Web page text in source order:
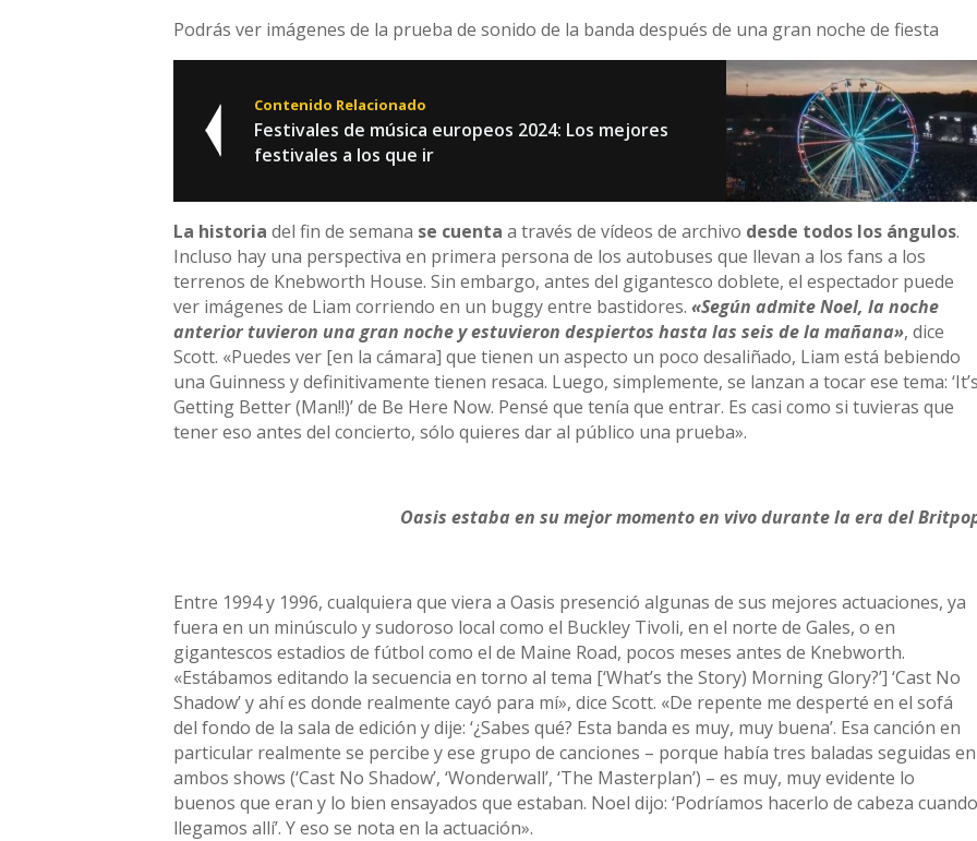
Podrás ver imágenes de la prueba de sonido de la banda después de una gran noche de fiesta
Contenido Relacionado
Festivales de música europeos 2024: Los mejores
festivales a los que ir
La historia del fin de semana se cuenta a través de vídeos de archivo desde todos los ángulos.
Incluso hay una perspectiva en primera persona de los autobuses que llevan a los fans a los
terrenos de Knebworth House. Sin embargo, antes del gigantesco doblete, el espectador puede
ver imágenes de Liam corriendo en un buggy entre bastidores.«Según admite Noel, la noche
anterior tuvieron una gran noche y estuvieron despiertos hasta las seis de la mañana», dice
Scott. «Puedes ver [en la cámara] que tienen un aspecto un poco desaliñado, Liam está bebiendo
una Guinness y definitivamente tienen resaca. Luego, simplemente, se lanzan a tocar ese tema:
Getting Better (Man!!)’ de Be Here Now. Pensé que tenía que entrar. Es casi como si tuvieras que
tener eso antes del concierto, sólo quieres dar al público una prueba».
Oasis estaba en su mejor momento en vivo durante la era del
Entre 1994 y 1996, cualquiera que viera a Oasis presenció algunas de sus mejores actuaciones, ya
fuera en un minúsculo y sudoroso local como el Buckley Tivoli, en el norte de Gales, o en
gigantescos estadios de fútbol como el de Maine Road, pocos meses antes de Knebworth.
«Estábamos editando la secuencia en torno al tema [‘What’s the Story) Morning Glory?’] ‘Cast No
Shadow’ y ahí es donde realmente cayó para mí», dice Scott. «De repente me desperté en el sofá
del fondo de la sala de edición y dije: ‘¿Sabes qué? Esta banda es muy, muy buena’. Esa canción en
particular realmente se percibe y ese grupo de canciones – porque había tres baladas seguidas en
ambos shows (‘Cast No Shadow’, ‘Wonderwall’, ‘The Masterplan’) – es muy, muy evidente lo
buenos que eran y lo bien ensayados que estaban. Noel dijo: ‘Podríamos hacerlo de cabeza
llegamos allí’. Y eso se nota en la actuación».